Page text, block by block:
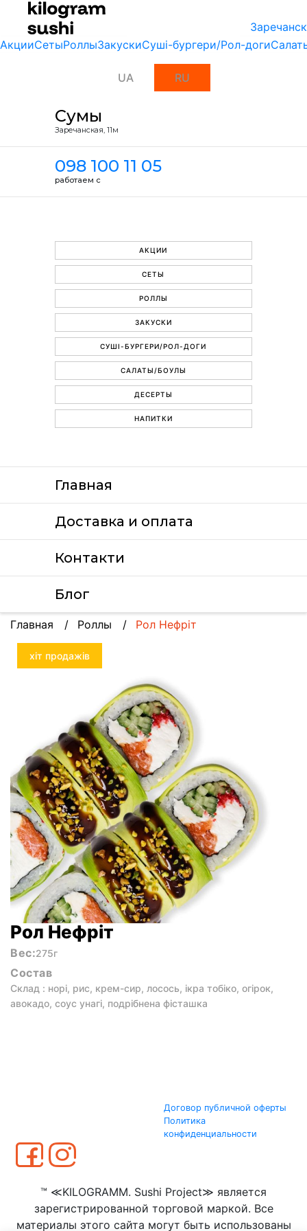
АкцииСетыРоллыЗакускиСуші-бургери/Рол-доги
UA RU
Сумы
Заречанская, 11м
098 100 11 05
работаем с
АКЦИИ
СЕТЫ
РОЛЛЫ
ЗАКУСКИ
СУШІ-БУРГЕРИ/РОЛ-ДОГИ
САЛАТЫ/БОУЛЫ
ДЕСЕРТЫ
НАПИТКИ
Главная
Доставка и оплата
Контакти
Блог
Главная Роллы Рол Нефріт
хіт продажів
Рол Нефріт
Вес:275г
Состав
Склад : норі, рис, крем-сир, лосось, ікра тобіко, огірок,
авокадо, соус унагі, подрібнена фісташка
Договор публичной оферты
Политика
конфиденциальности
™ ≪KILOGRAMM. Sushi Project≫ является
зарегистрированной торговой маркой. Все
материалы этого сайта могут быть использованы